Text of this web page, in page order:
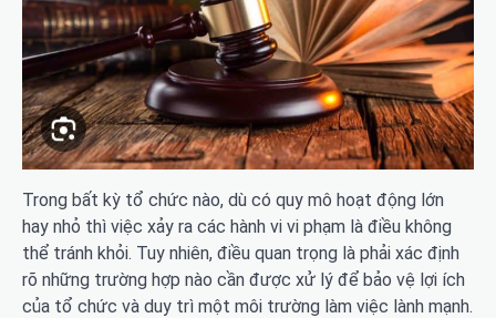
Trong bất kỳ tổ chức nào, dù có quy mô hoạt động lớn
hay nhỏ thì việc xảy ra các hành vi vi phạm là điều không
thể tránh khỏi. Tuy nhiên, điều quan trọng là phải xác định
rõ những trường hợp nào cần được xử lý để bảo vệ lợi ích
của tổ chức và duy trì một môi trường làm việc lành mạnh.